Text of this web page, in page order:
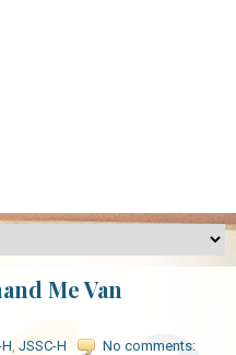
Me Van
, JSSC-H
No comments: